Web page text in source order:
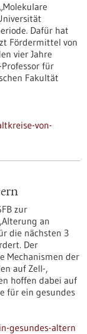
Dafür hat
Fördermittel von
vier Jahre
für
Fakultät
von-
zur
an
die nächsten 3
Der
Mechanismen der
auf Zell-,
hoffen dabei auf
für ein gesundes
gesundes-altern